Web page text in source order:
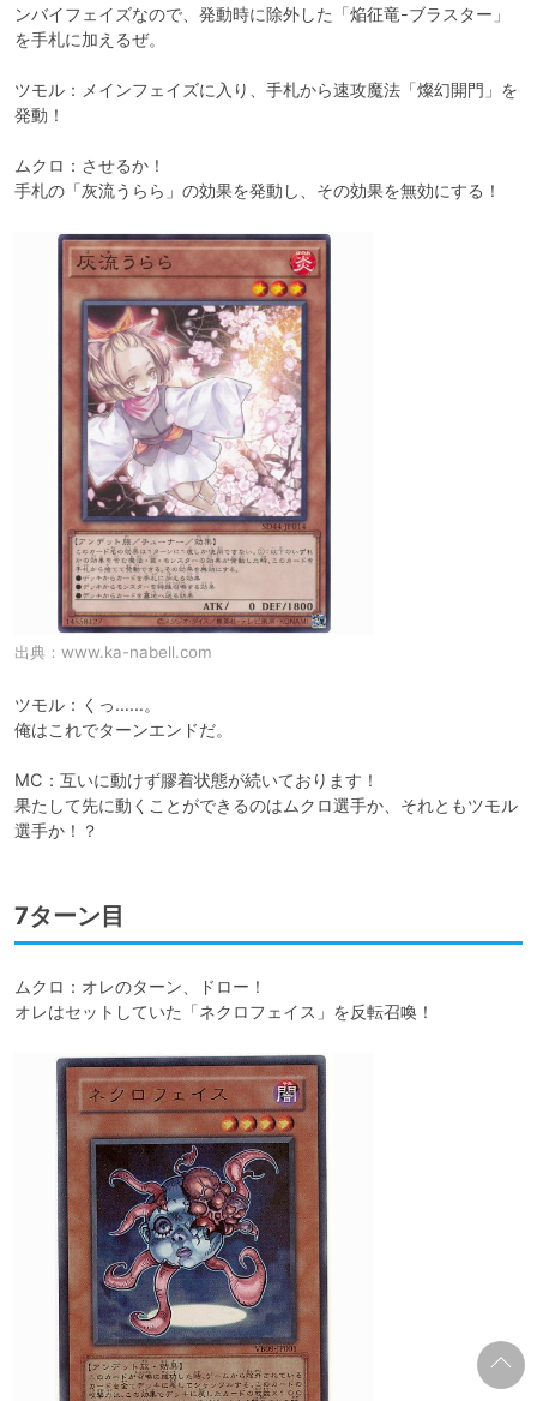
ンバイフェイズなので、発動時に除外した「焔征竜-ブラスター」
を手札に加えるぜ。
ツモル：メインフェイズに入り、手札から速攻魔法「燦幻開門」を
発動！
ムクロ：させるか！
手札の「灰流うらら」の効果を発動し、その効果を無効にする！
出典： www.ka-nabell.com
ツモル：くっ……。
俺はこれでターンエンドだ。
MC：互いに動けず膠着状態が続いております！
果たして先に動くことができるのはムクロ選手か、それともツモル
選手か！？
7ターン目
ムクロ：オレのターン、ドロー！
オレはセットしていた「ネクロフェイス」を反転召喚！